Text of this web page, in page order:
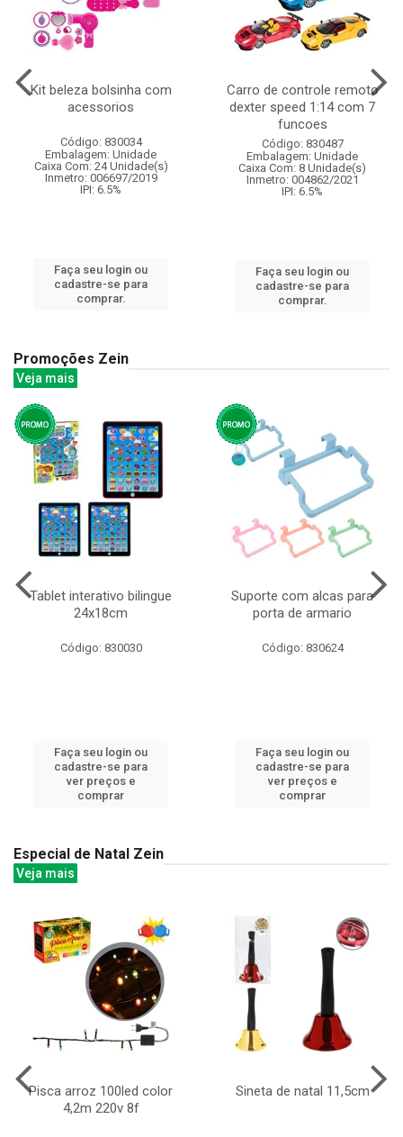
Kit beleza bolsinha com
acessorios
Código: 830034
Embalagem: Unidade
Caixa Com: 24 Unidade(s)
Inmetro: 006697/2019
IPI: 6.5%
Faça seu login ou
cadastre-se para
comprar.
Carro de controle remoto
dexter speed 1:14 com 7
funcoes
Código: 830487
Embalagem: Unidade
Caixa Com: 8 Unidade(s)
Inmetro: 004862/2021
IPI: 6.5%
Faça seu login ou
cadastre-se para
comprar.
Promoções Zein
Veja mais
Tablet interativo bilingue
24x18cm
Código: 830030
Faça seu login ou
cadastre-se para
ver preços e
comprar
Suporte com alcas para
porta de armario
Código: 830624
Faça seu login ou
cadastre-se para
ver preços e
comprar
Especial de Natal Zein
Veja mais
Pisca arroz 100led color
4,2m 220v 8f
Sineta de natal 11,5cm